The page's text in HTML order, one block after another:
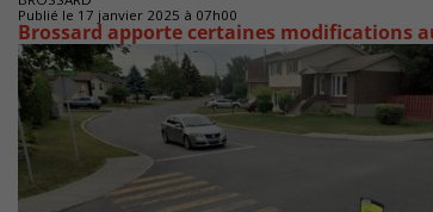
Publié le 17 janvier 2025 à 07h00
Brossard apporte certaines modifications